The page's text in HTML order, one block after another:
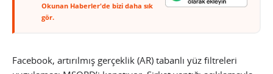
Okunan Haberler'de bizi daha sık
gör.
Facebook, artırılmış gerçeklik (AR) tabanlı yüz filtreleri